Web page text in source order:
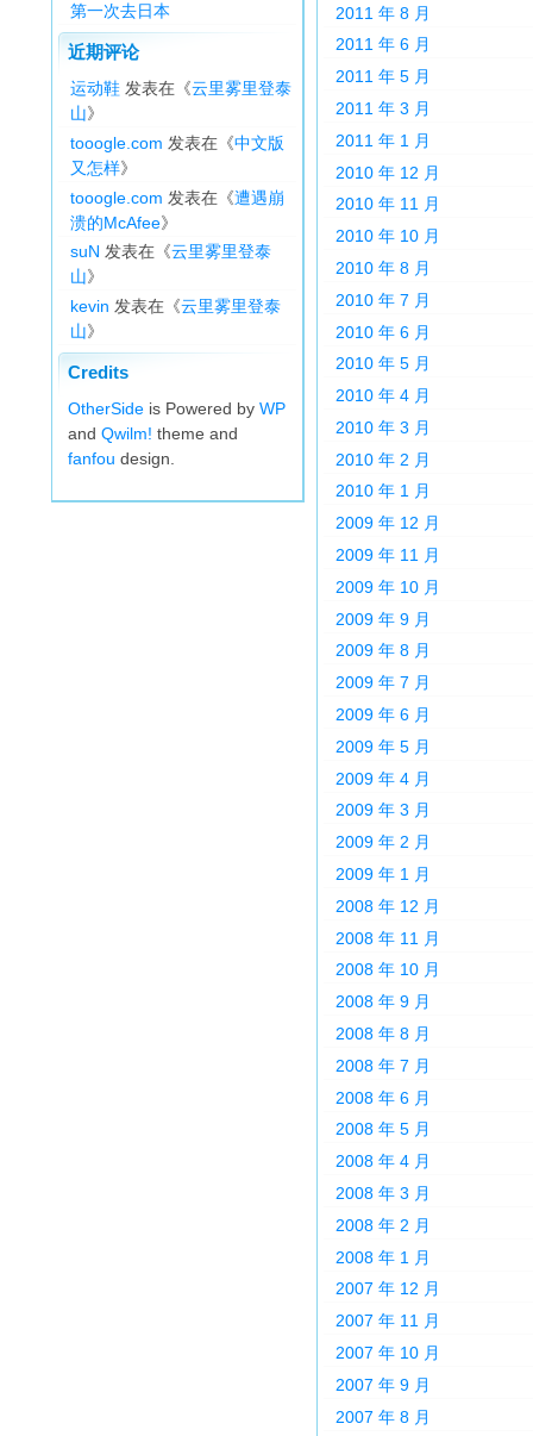
第一次去日本
近期评论
运动鞋 发表在《云里雾里登泰
山》
tooogle.com 发表在《中文版
又怎样》
tooogle.com 发表在《遭遇崩
溃的McAfee》
suN 发表在《云里雾里登泰
山》
kevin 发表在《云里雾里登泰
山》
Credits
OtherSide is Powered by WP
and Qwilm! theme and
fanfou design.
2011 年 8 月
2011 年 6 月
2011 年 5 月
2011 年 3 月
2011 年 1 月
2010 年 12 月
2010 年 11 月
2010 年 10 月
2010 年 8 月
2010 年 7 月
2010 年 6 月
2010 年 5 月
2010 年 4 月
2010 年 3 月
2010 年 2 月
2010 年 1 月
2009 年 12 月
2009 年 11 月
2009 年 10 月
2009 年 9 月
2009 年 8 月
2009 年 7 月
2009 年 6 月
2009 年 5 月
2009 年 4 月
2009 年 3 月
2009 年 2 月
2009 年 1 月
2008 年 12 月
2008 年 11 月
2008 年 10 月
2008 年 9 月
2008 年 8 月
2008 年 7 月
2008 年 6 月
2008 年 5 月
2008 年 4 月
2008 年 3 月
2008 年 2 月
2008 年 1 月
2007 年 12 月
2007 年 11 月
2007 年 10 月
2007 年 9 月
2007 年 8 月